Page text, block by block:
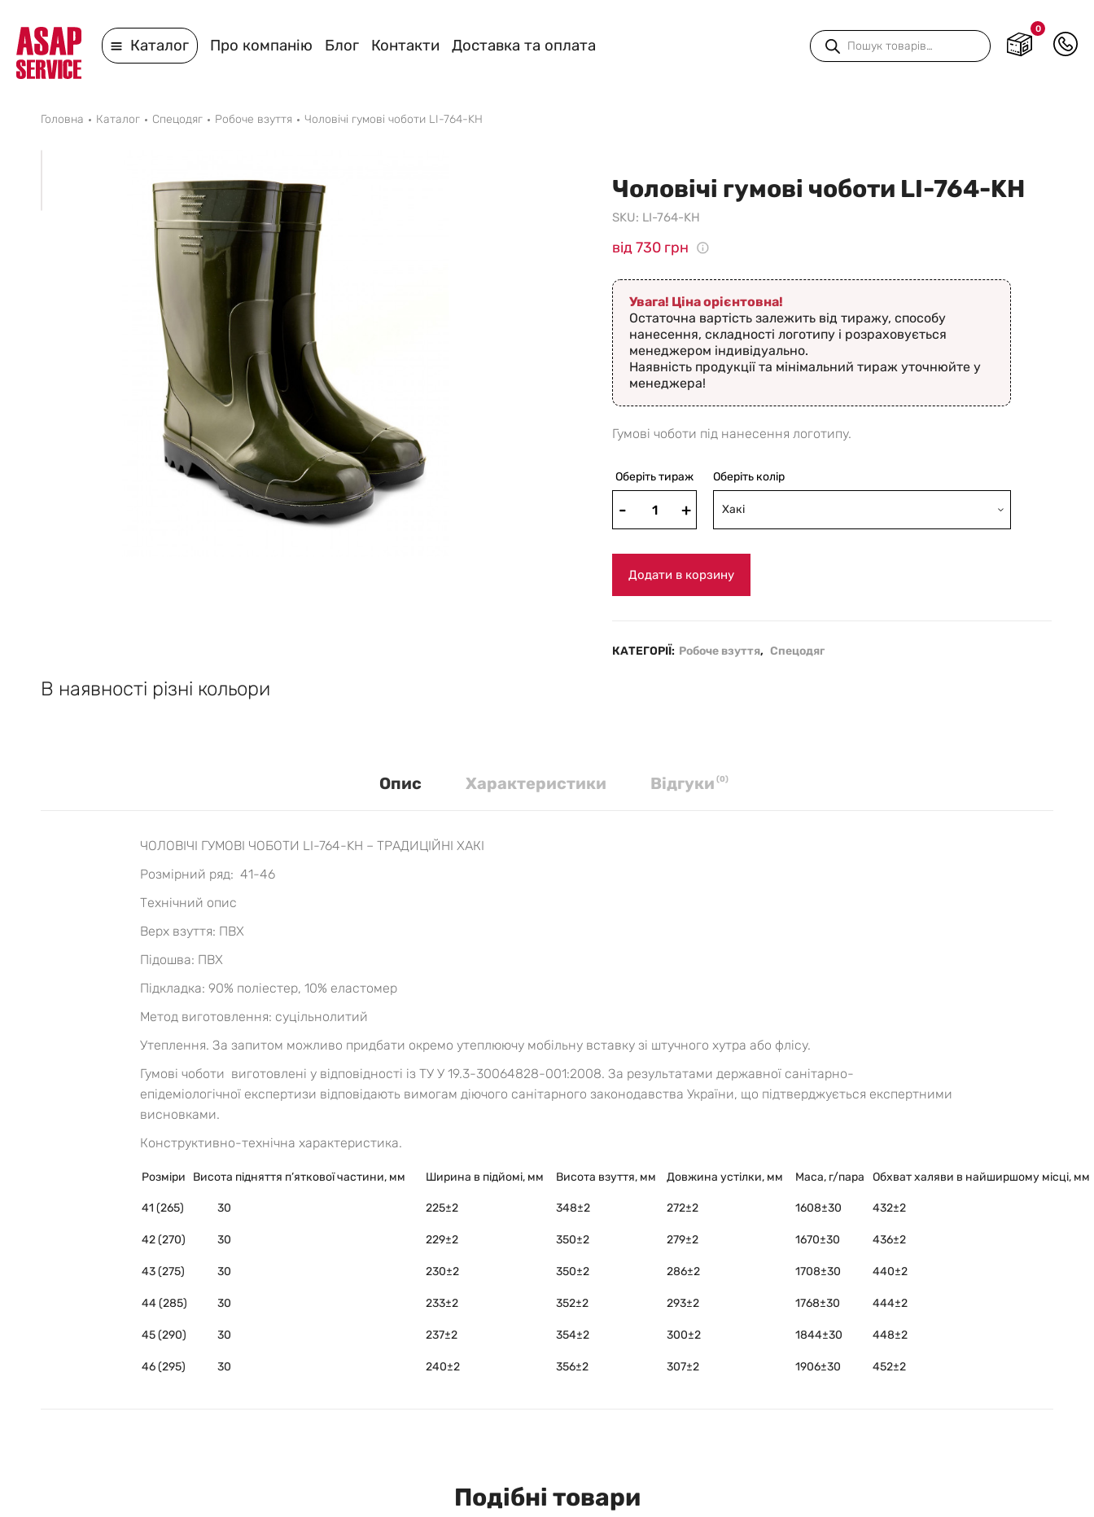
Каталог Про компанію Блог Контакти Доставка та оплата
Пошук
товарів
0
Головна Каталог Спецодяг Робоче взуття Чоловічі гумові чоботи LI-764-KH
Чоловічі гумові чоботи LI-764-KH
SKU: LI-764-KH
від 730 грн
Увага! Ціна орієнтовна!
Остаточна вартість залежить від тиражу, способу
нанесення, складності логотипу і розраховується
менеджером індивідуально.
Наявність продукції та мінімальний тираж уточнюйте у
менеджера!
Гумові чоботи під нанесення логотипу.
Оберіть тираж Оберіть колір
Хакі
Додати в корзину
КАТЕГОРІЇ: Робоче взуття, Спецодяг
В наявності різні кольори
Опис Характеристики Вiдгуки (0)
ЧОЛОВІЧІ ГУМОВІ ЧОБОТИ LI-764-KH – ТРАДИЦІЙНІ ХАКІ
Розмірний ряд: 41-46
Технічний опис
Верх взуття: ПВХ
Підошва: ПВХ
Підкладка: 90% поліестер, 10% еластомер
Метод виготовлення: суцільнолитий
Утеплення. За запитом можливо придбати окремо утеплюючу мобільну вставку зі штучного хутра або флісу.
Гумові чоботи виготовлені у відповідності із ТУ У 19.3-30064828-001:2008. За результатами державної санітарно-
епідеміологічної експертизи відповідають вимогам діючого санітарного законодавства України, що підтверджується експертними
висновками.
Конструктивно-технічна характеристика.
Розміри Висота підняття п’яткової частини, мм Ширина в підйомі, мм Висота взуття, мм Довжина устілки, мм Маса, г/пара Обхват халяви в найширшому місці, мм
41 (265) 30 225±2 348±2 272±2 1608±30 432±2
42 (270) 30 229±2 350±2 279±2 1670±30 436±2
43 (275) 30 230±2 350±2 286±2 1708±30 440±2
44 (285) 30 233±2 352±2 293±2 1768±30 444±2
45 (290) 30 237±2 354±2 300±2 1844±30 448±2
46 (295) 30 240±2 356±2 307±2 1906±30 452±2
Подібні товари